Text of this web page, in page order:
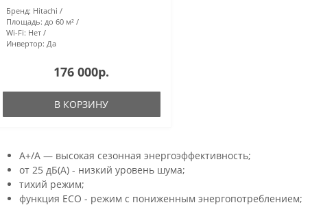
Бренд: Hitachi
Площадь: до 60 м²
Wi-Fi: Нет
Инвертор: Да
176 000р.
В КОРЗИНУ
A+/A — высокая сезонная энергоэффективность;
от 25 дБ(А) - низкий уровень шума;
тихий режим;
функция ECO - режим с пониженным энергопотреблением;